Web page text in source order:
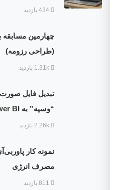
(طراحی رزومه)
تبدیل فایل صورت
“وسپه” به Power BI
مصرف انرژی